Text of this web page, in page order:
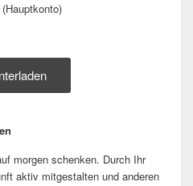
morgen schenken. Durch Ihr
aktiv mitgestalten und anderen